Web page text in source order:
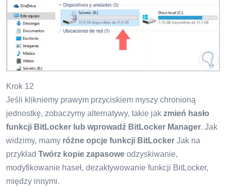
Krok 12
Jeśli klikniemy prawym przyciskiem myszy chronioną
jednostkę, zobaczymy alternatywy, takie jak zmień hasło
funkcji BitLocker lub wprowadź BitLocker Manager. Jak
widzimy, mamy różne opcje funkcji BitLocker Jak na
przykład Twórz kopie zapasowe odzyskiwanie,
modyfikowanie haseł, dezaktywowanie funkcji BitLocker,
między innymi.